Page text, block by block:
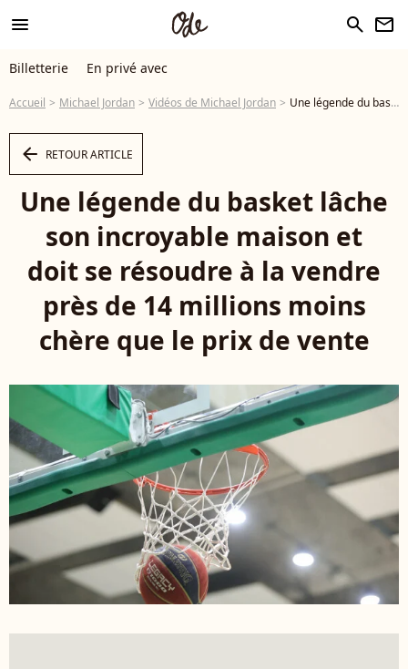
menu search newsletter
Billetterie En privé avec
Accueil Michael Jordan Vidéos de Michael Jordan Une légende du basket lâche son incroyable maison et doit se résoudre à la vendre près de 14 millions moins chère que le prix de vente - Vidéo
arrow_left RETOUR ARTICLE
Une légende du basket lâche
son incroyable maison et
doit se résoudre à la vendre
près de 14 millions moins
chère que le prix de vente